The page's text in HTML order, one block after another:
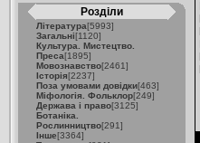
Розділи
Література[5993]
Загальні[1120]
Культура. Мистецтво.
Преса[1895]
Мовознавство[2461]
Історія[2237]
Поза умовами довідки[463]
Міфологія. Фольклор[249]
Держава і право[3125]
Ботаніка.
Рослинництво[291]
Інше[3364]